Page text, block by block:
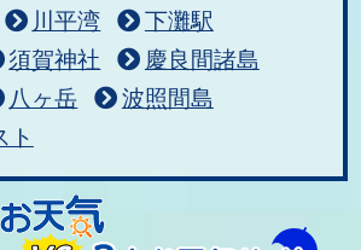
川平湾
下灘駅
須賀神社
慶良間諸島
八ヶ岳
波照間島
ト